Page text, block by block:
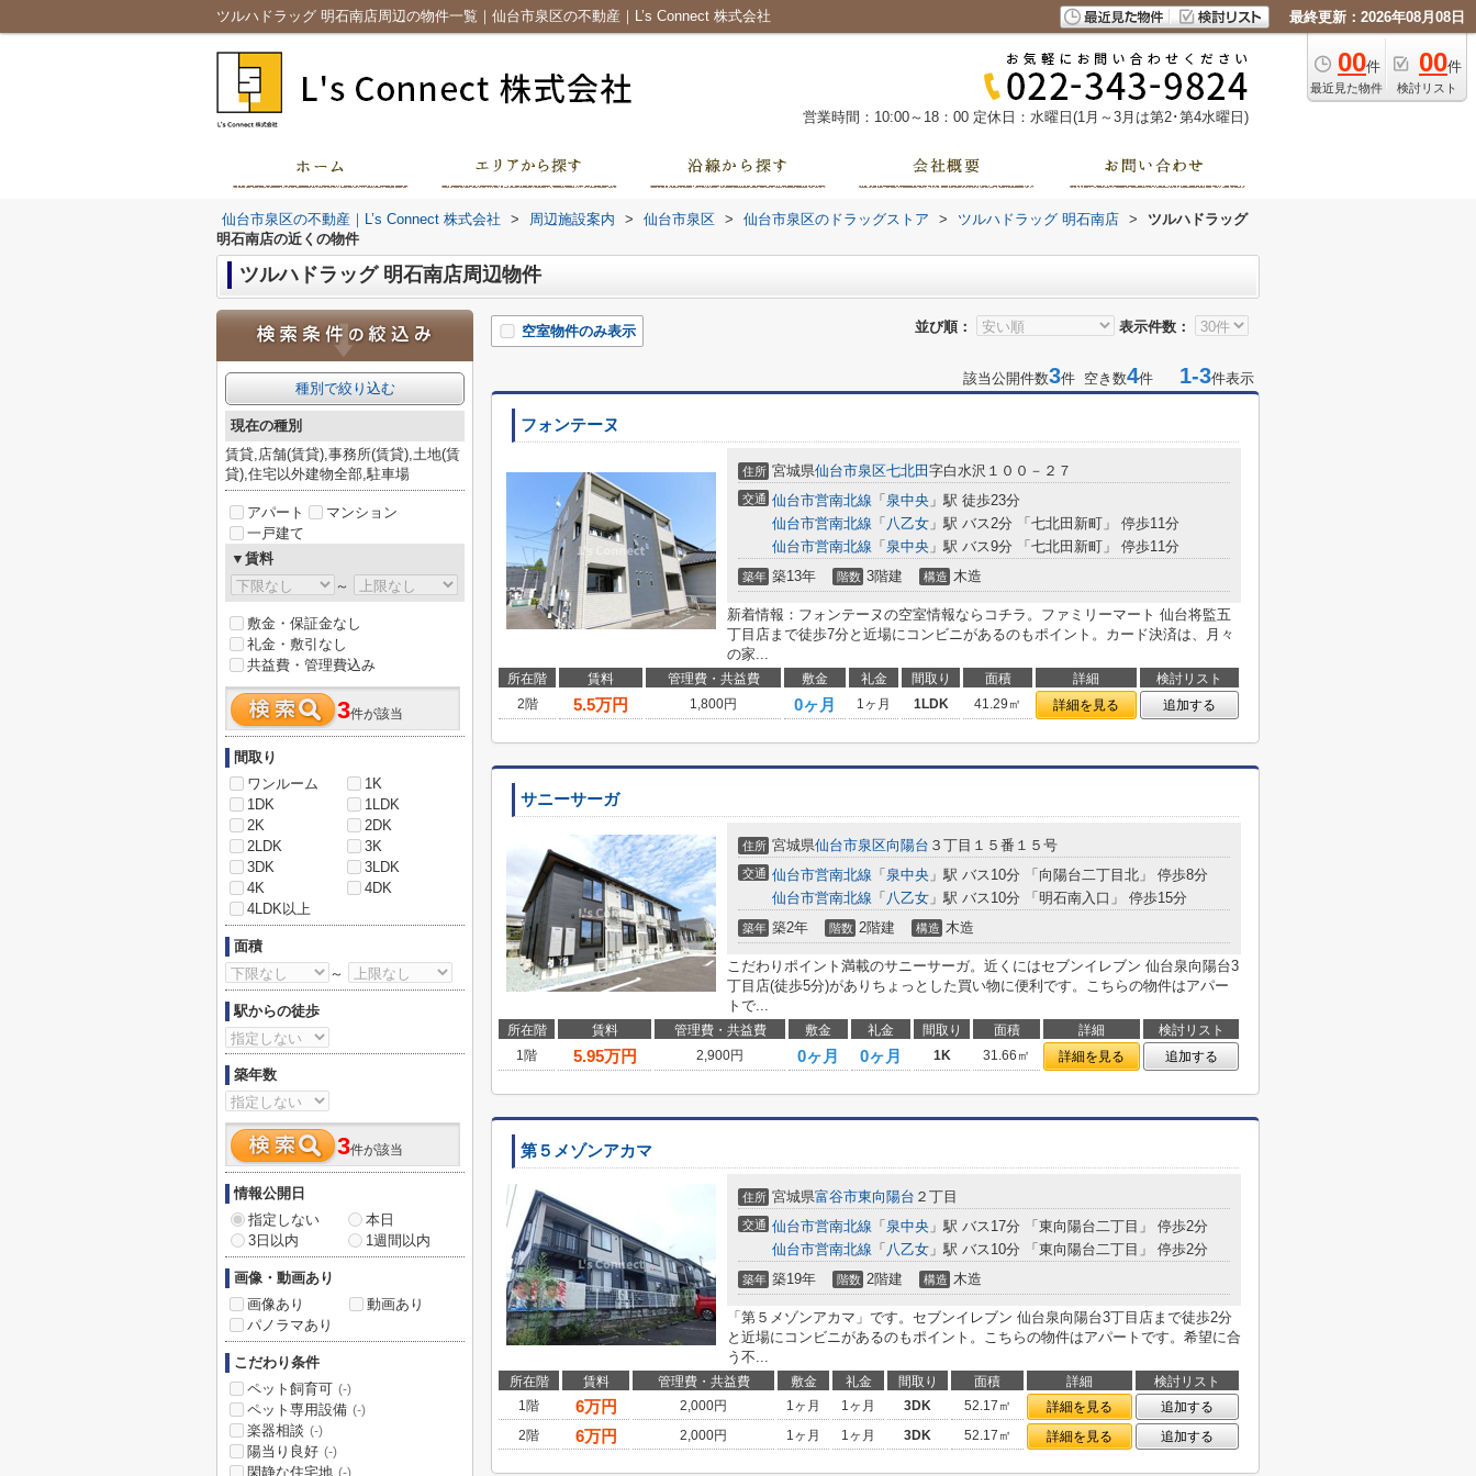
ツルハドラッグ 明石南店周辺の物件一覧｜仙台市泉区の不動産｜L’s Connect 株式会社 最終更新：2026年08月08日
00件
最近見た物件
00件
検討リスト
営業時間：10:00～18：00 定休日：水曜日(1月～3月は第2･第4水曜日)
仙台市泉区の不動産｜L’s Connect 株式会社 > 周辺施設案内 > 仙台市泉区 > 仙台市泉区のドラッグストア > ツルハドラッグ 明石南店 >
ツルハドラッグ
明石南店の近くの物件
ツルハドラッグ 明石南店周辺物件
並び順： 表示件数：
空室物件のみ表示
該当公開件数3件 空き数4件 1-3件表示
フォンテーヌ
住所 宮城県仙台市泉区七北田 字白水沢１００－２７
交通 仙台市営南北線 「 泉中央 」駅 徒歩23分
仙台市営南北線 「 八乙女 」駅 バス2分 「七北田新町」 停歩11分
仙台市営南北線 「 泉中央 」駅 バス9分 「七北田新町」 停歩11分
築年 築13年 階数 3階建 構造 木造
新着情報：フォンテーヌの空室情報ならコチラ。ファミリーマート 仙台将監五
丁目店まで徒歩7分と近場にコンビニがあるのもポイント。カード決済は、月々
の家...
所在階 賃料 管理費・共益費 敷金 礼金 間取り 面積 詳細
検討リスト
2階
5.5万円 1,800円 0ヶ月 1ヶ月 1LDK 41.29㎡ 詳細を見る 追加する
サニーサーガ
住所 宮城県仙台市泉区向陽台 ３丁目１５番１５号
交通 仙台市営南北線 「 泉中央 」駅 バス10分 「向陽台二丁目北」 停歩8分
仙台市営南北線 「 八乙女 」駅 バス10分 「明石南入口」 停歩15分
築年 築2年 階数 2階建 構造 木造
こだわりポイント満載のサニーサーガ。近くにはセブンイレブン 仙台泉向陽台3
丁目店(徒歩5分)がありちょっとした買い物に便利です。こちらの物件はアパー
トで...
所在階 賃料 管理費・共益費 敷金 礼金 間取り 面積 詳細
検討リスト
1階
5.95万円 2,900円 0ヶ月 0ヶ月 1K 31.66㎡ 詳細を見る 追加する
第５メゾンアカマ
住所 宮城県富谷市東向陽台 ２丁目
交通 仙台市営南北線 「 泉中央 」駅 バス17分 「東向陽台二丁目」 停歩2分
仙台市営南北線 「 八乙女 」駅 バス10分 「東向陽台二丁目」 停歩2分
築年 築19年 階数 2階建 構造 木造
「第５メゾンアカマ」です。セブンイレブン 仙台泉向陽台3丁目店まで徒歩2分
と近場にコンビニがあるのもポイント。こちらの物件はアパートです。希望に合
う不...
所在階 賃料 管理費・共益費 敷金 礼金 間取り 面積 詳細
検討リスト
1階
6万円 2,000円 1ヶ月 1ヶ月 3DK 52.17㎡ 詳細を見る
追加する
2階
6万円 2,000円 1ヶ月 1ヶ月 3DK 52.17㎡ 詳細を見る 追加する
種別で絞り込む
現在の種別
賃貸,店舗(賃貸),事務所(賃貸),土地(賃
貸),住宅以外建物全部,駐車場
アパート
マンション
一戸建て
▼賃料
～
敷金・保証金なし
礼金・敷引なし
共益費・管理費込み
3件が該当
間取り
ワンルーム
1K
1DK
1LDK
2K
2DK
2LDK
3K
3DK
3LDK
4K
4DK
4LDK以上
面積
～
駅からの徒歩
築年数
3件が該当
情報公開日
指定しない
本日
3日以内
1週間以内
画像・動画あり
画像あり
動画あり
パノラマあり
こだわり条件
ペット飼育可 (-)
ペット専用設備 (-)
楽器相談 (-)
陽当り良好 (-)
閑静な住宅地 (-)